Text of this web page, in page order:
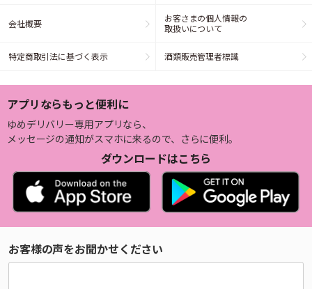
会社概要
お客さまの個人情報の
取扱いについて
特定商取引法に基づく表示 酒類販売管理者標識
アプリならもっと便利に
ゆめデリバリー専用アプリなら、
メッセージの通知がスマホに来るので、さらに便利。
ダウンロードはこちら
お客様の声をお聞かせください